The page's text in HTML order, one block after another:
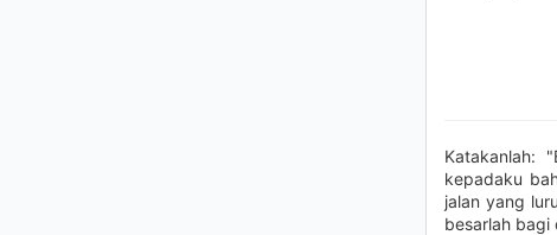
Katakanlah:
kepadaku
jalan yang
besarlah bagi